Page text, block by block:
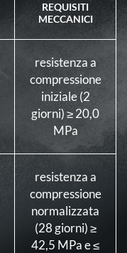
REQUISITI
MECCANICI
resistenza a
compressione
iniziale (2
giorni) ≥ 20,0
MPa
resistenza a
compressione
normalizzata
(28 giorni) ≥
42,5 MPa e ≤